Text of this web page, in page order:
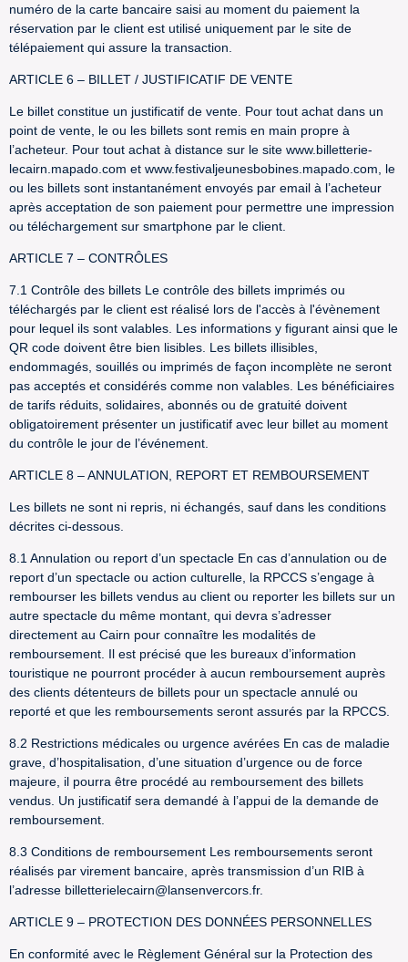
numéro de la carte bancaire saisi au moment du paiement la
réservation par le client est utilisé uniquement par le site de
télépaiement qui assure la transaction.
ARTICLE 6 – BILLET / JUSTIFICATIF DE VENTE
Le billet constitue un justificatif de vente. Pour tout achat dans un
point de vente, le ou les billets sont remis en main propre à
l’acheteur. Pour tout achat à distance sur le site www.billetterie-
lecairn.mapado.com et www.festivaljeunesbobines.mapado.com, le
ou les billets sont instantanément envoyés par email à l’acheteur
après acceptation de son paiement pour permettre une impression
ou téléchargement sur smartphone par le client.
ARTICLE 7 – CONTRÔLES
7.1 Contrôle des billets Le contrôle des billets imprimés ou
téléchargés par le client est réalisé lors de l'accès à l'évènement
pour lequel ils sont valables. Les informations y figurant ainsi que le
QR code doivent être bien lisibles. Les billets illisibles,
endommagés, souillés ou imprimés de façon incomplète ne seront
pas acceptés et considérés comme non valables. Les bénéficiaires
de tarifs réduits, solidaires, abonnés ou de gratuité doivent
obligatoirement présenter un justificatif avec leur billet au moment
du contrôle le jour de l’événement.
ARTICLE 8 – ANNULATION, REPORT ET REMBOURSEMENT
Les billets ne sont ni repris, ni échangés, sauf dans les conditions
décrites ci-dessous.
8.1 Annulation ou report d’un spectacle En cas d’annulation ou de
report d’un spectacle ou action culturelle, la RPCCS s’engage à
rembourser les billets vendus au client ou reporter les billets sur un
autre spectacle du même montant, qui devra s’adresser
directement au Cairn pour connaître les modalités de
remboursement. Il est précisé que les bureaux d’information
touristique ne pourront procéder à aucun remboursement auprès
des clients détenteurs de billets pour un spectacle annulé ou
reporté et que les remboursements seront assurés par la RPCCS.
8.2 Restrictions médicales ou urgence avérées En cas de maladie
grave, d’hospitalisation, d’une situation d’urgence ou de force
majeure, il pourra être procédé au remboursement des billets
vendus. Un justificatif sera demandé à l’appui de la demande de
remboursement.
8.3 Conditions de remboursement Les remboursements seront
réalisés par virement bancaire, après transmission d’un RIB à
l’adresse billetterielecairn@lansenvercors.fr.
ARTICLE 9 – PROTECTION DES DONNÉES PERSONNELLES
En conformité avec le Règlement Général sur la Protection des